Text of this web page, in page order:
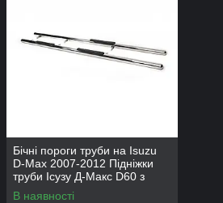
Бічні пороги труби на Isuzu
D-Max 2007-2012 Підніжки
труби Ісузу Д-Макс D60 з
накладками
В наявності